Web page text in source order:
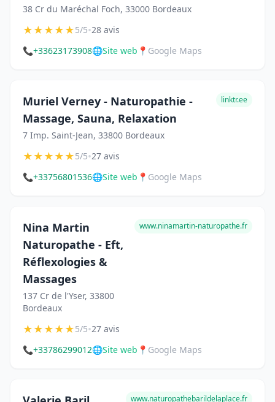
38 Cr du Maréchal Foch, 33000 Bordeaux
★★★★★5/5•28 avis
📞+33623173908🌐Site web 📍 Google Maps
Muriel Verney - Naturopathie -
Massage, Sauna, Relaxation
7 Imp. Saint-Jean, 33800 Bordeaux
linktr.ee
★★★★★5/5•27 avis
📞+33756801536🌐Site web 📍 Google Maps
Nina Martin
Naturopathe - Eft,
Réflexologies &
Massages
137 Cr de l'Yser, 33800
Bordeaux
www.ninamartin-naturopathe.fr
★★★★★5/5•27 avis
📞+33786299012🌐Site web 📍 Google Maps
www.naturopathebarildelaplace.fr